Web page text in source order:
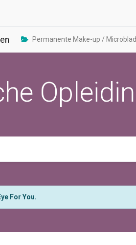
Permanente Make-up /
For You.